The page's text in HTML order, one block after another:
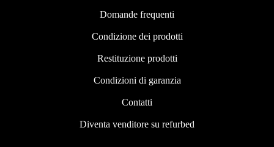
Domande frequenti
Condizione dei prodotti
Restituzione prodotti
Condizioni di garanzia
Contatti
Diventa venditore su refurbed